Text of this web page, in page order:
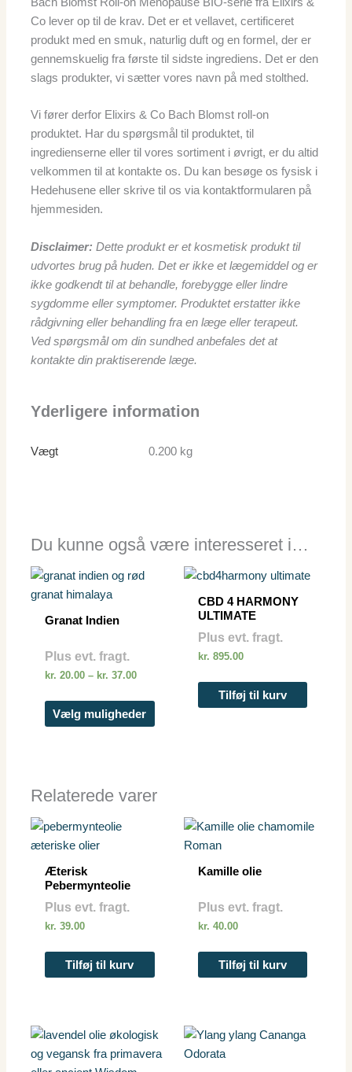
Co lever op til de krav. Det er et vellavet, certificeret
produkt med en smuk, naturlig duft og en formel, der er
gennemskuelig fra første til sidste ingrediens. Det er den
slags produkter, vi sætter vores navn på med stolthed.
Vi fører derfor Elixirs & Co Bach Blomst roll-on
produktet. Har du spørgsmål til produktet, til
ingredienserne eller til vores sortiment i øvrigt, er du altid
velkommen til at kontakte os. Du kan besøge os fysisk i
Hedehusene eller skrive til os via kontaktformularen på
hjemmesiden.
Disclaimer: Dette produkt er et kosmetisk produkt til
udvortes brug på huden. Det er ikke et lægemiddel og er
ikke godkendt til at behandle, forebygge eller lindre
sygdomme eller symptomer. Produktet erstatter ikke
rådgivning eller behandling fra en læge eller terapeut.
Ved spørgsmål om din sundhed anbefales det at
kontakte din praktiserende læge.
Yderligere information
Vægt 0.200 kg
Du kunne også være interesseret i…
Granat Indien
Plus evt. fragt.
kr. 20.00 – kr. 37.00
Prisinterval:
Vælg muligheder
varianter.
på
CBD 4 HARMONY
ULTIMATE
Plus evt. fragt.
kr. 895.00
Tilføj til kurv
Relaterede varer
Æterisk
Pebermynteolie
Plus evt. fragt.
kr. 39.00
Tilføj til kurv
Kamille olie
Plus evt. fragt.
kr. 40.00
Tilføj til kurv
Dette
vare